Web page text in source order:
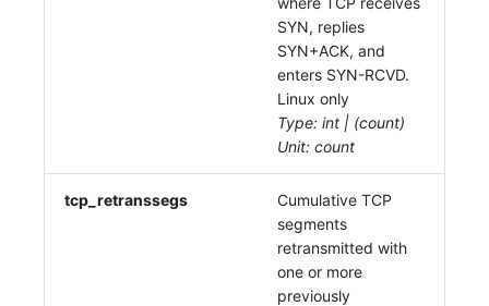
SYN, replies
SYN+ACK, and
enters SYN-RCVD.
Linux only
Type: int | (count)
Unit: count
tcp_retranssegs
Cumulative TCP
segments
retransmitted with
one or more
previously